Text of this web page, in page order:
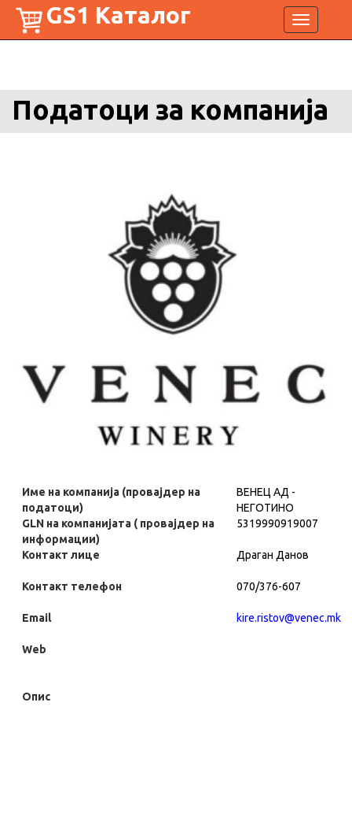
Toggle
navigation
GS1 Каталог
Податоци за компанија
Име на компанија (провајдер на
податоци)
ВЕНЕЦ АД -
НЕГОТИНО
GLN на компанијата ( провајдер на
информации)
5319990919007
Контакт лице Драган Данов
Контакт телефон 070/376-607
Email kire.ristov@venec.mk
Web
Опис